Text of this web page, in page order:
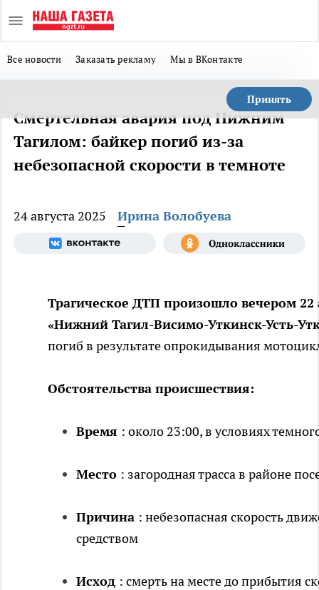
Все новости Заказать рекламу Мы в ВКонтакте
Принять
Смертельная авария под Нижним
Тагилом: байкер погиб из-за
небезопасной скорости в темноте
24 августа 2025 Ирина Волобуева
Трагическое ДТП произошло вечером 22
«Нижний Тагил-Висимо-Уткинск-Усть-
погиб в результате опрокидывания
Обстоятельства происшествия:
Время : около 23:00, в условиях
Место : загородная трасса в районе
Причина : небезопасная скорость
средством
Исход : смерть на месте до прибытия